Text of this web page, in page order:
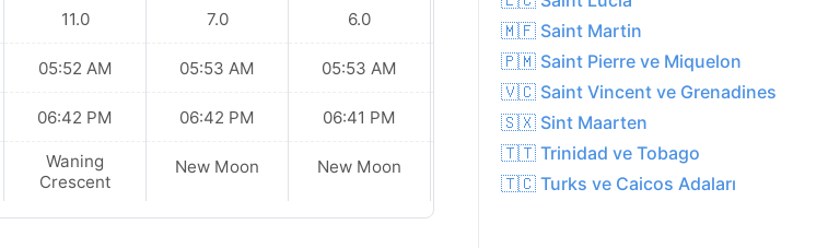
11.0
05:52 AM
06:42 PM
Waning
Crescent
7.0
05:53 AM
06:42 PM
New Moon
6.0
05:53 AM
06:41 PM
New Moon
7.0
05:53 AM
06:40 PM
New Moon
🇲🇫 Saint Martin
🇵🇲 Saint Pierre ve Miquelon
🇻🇨 Saint Vincent ve Grenadines
🇸🇽 Sint Maarten
🇹🇹 Trinidad ve Tobago
🇹🇨 Turks ve Caicos Adaları